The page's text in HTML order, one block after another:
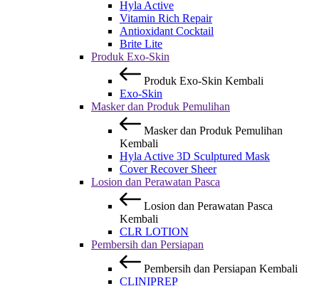
Hyla Active
Vitamin Rich Repair
Antioxidant Cocktail
Brite Lite
Produk Exo-Skin
Produk Exo-Skin Kembali
Exo-Skin
Masker dan Produk Pemulihan
Masker dan Produk Pemulihan
Kembali
Hyla Active 3D Sculptured Mask
Cover Recover Sheer
Losion dan Perawatan Pasca
Losion dan Perawatan Pasca
Kembali
CLR LOTION
Pembersih dan Persiapan
Pembersih dan Persiapan Kembali
CLINIPREP